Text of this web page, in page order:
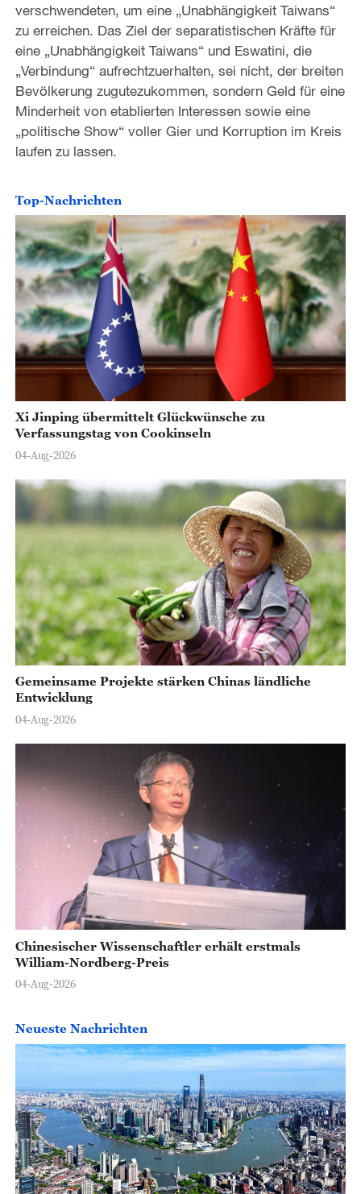
verschwendeten, um eine „Unabhängigkeit Taiwans“
zu erreichen. Das Ziel der separatistischen Kräfte für
eine „Unabhängigkeit Taiwans“ und Eswatini, die
„Verbindung“ aufrechtzuerhalten, sei nicht, der breiten
Bevölkerung zugutezukommen, sondern Geld für eine
Minderheit von etablierten Interessen sowie eine
„politische Show“ voller Gier und Korruption im Kreis
laufen zu lassen.
Top-Nachrichten
Xi Jinping übermittelt Glückwünsche zu
Verfassungstag von Cookinseln
04-Aug-2026
Gemeinsame Projekte stärken Chinas ländliche
Entwicklung
04-Aug-2026
Chinesischer Wissenschaftler erhält erstmals
William-Nordberg-Preis
04-Aug-2026
Neueste Nachrichten